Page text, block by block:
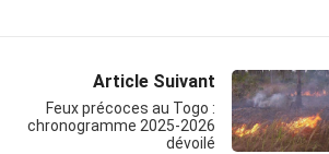
Article Suivant
Feux précoces au Togo :
chronogramme 2025-2026
dévoilé